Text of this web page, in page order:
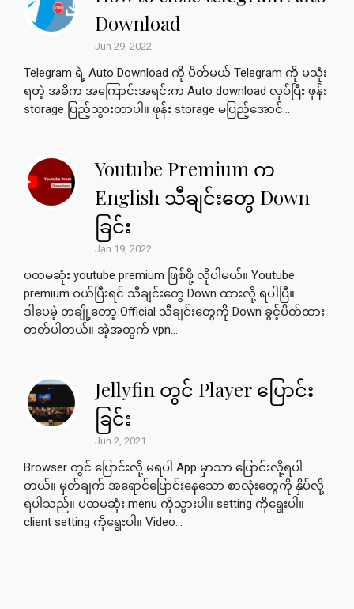
Download
Jun 29, 2022
Telegram ရဲ့ Auto Download ကို ပိတ်မယ် Telegram ကို မသုံး
ရတဲ့ အဓိက အကြောင်းအရင်းက Auto download လုပ်ပြီး ဖုန်း
storage ပြည့်သွားတာပါ။ ဖုန်း storage မပြည့်အောင်...
Youtube Premium က
English သီချင်းတွေ Down
ခြင်း
Jan 19, 2022
ပထမဆုံး youtube premium ဖြစ်ဖို့ လိုပါမယ်။ Youtube
premium ဝယ်ပြီးရင် သီချင်းတွေ Down ထားလို့ ရပါပြီ။
ဒါပေမဲ့ တချို့တော့ Official သီချင်းတွေကို Down ခွင့်ပိတ်ထား
တတ်ပါတယ်။ အဲ့အတွက် vpn...
Jellyfin တွင် Player ပြောင်း
ခြင်း
Jun 2, 2021
Browser တွင် ပြောင်းလို့ မရပါ App မှာသာ ပြောင်းလို့ရပါ
တယ်။ မှတ်ချက် အရောင်ပြောင်းနေသော စာလုံးတွေကို နှိပ်လို့
ရပါသည်။ ပထမဆုံး menu ကိုသွားပါ။ setting ကိုရွေးပါ။
client setting ကိုရွေးပါ။ Video...